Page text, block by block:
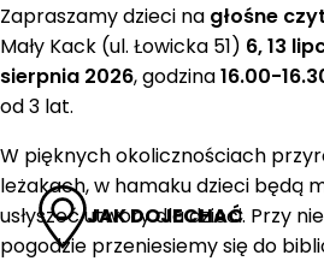
JAK DOJECHAĆ
Zapraszamy dzieci na głośne
Mały Kack (ul. Łowicka 51) 6, 13
sierpnia 2026, godzina16.00-
od 3 lat.
W pięknych okolicznościach
leżakach, w hamaku dzieci będą
usłyszeć utwory dla dzieci. Przy
pogodzie przeniesiemy się do